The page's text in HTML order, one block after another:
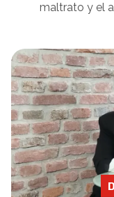
maltrato y el